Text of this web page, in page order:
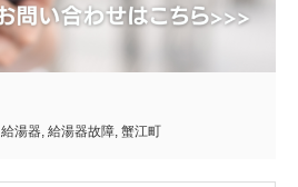
給湯器, 給湯器故障, 蟹江町